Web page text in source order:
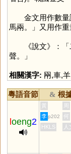
金文用作數量詞
馬兩。」又用作重
《說文》：「
聲。」
相關漢字: 㒳,車,羊
粵語音節 & 根
oeng2
黃 周
李 p202
何
HKLS
人